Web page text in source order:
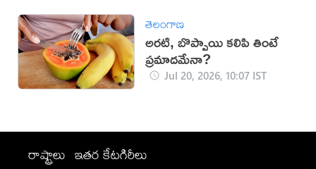
తెలంగాణ
అరటి, బొప్పాయి కలిపి తింటే
ప్రమాదమేనా?
Jul 20, 2026, 10:07 IST
రాష్ట్రాలు ఇతర కేటగిరీలు